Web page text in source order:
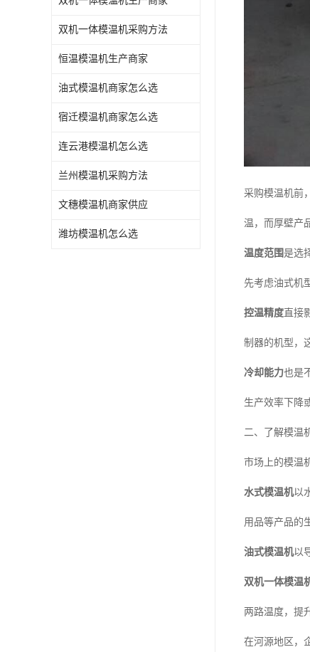
双机一体模温机采购方法
恒温模温机生产商家
油式模温机商家怎么选
宿迁模温机商家怎么选
连云港模温机怎么选
兰州模温机采购方法
文穗模温机商家供应
潍坊模温机怎么选
采购模温机前
温，而厚壁产
温度范围是选
先考虑油式机
控温精度直接
制器的机型，
冷却能力也是
生产效率下降
二、了解模温
市场上的模温
水式模温机以
用品等产品的
油式模温机以
双机一体模温
两路温度，提
在河源地区，